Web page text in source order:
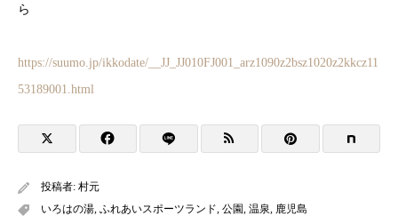
ら
https://suumo.jp/ikkodate/__JJ_JJ010FJ001_arz1090z2bsz1020z2kkcz11
53189001.html
投稿者: 村元
いろはの湯, ふれあいスポーツランド, 公園, 温泉, 鹿児島